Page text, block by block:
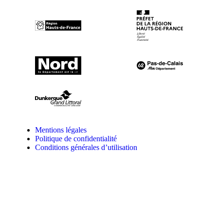
Mentions légales
Politique de confidentialité
Conditions générales d’utilisation